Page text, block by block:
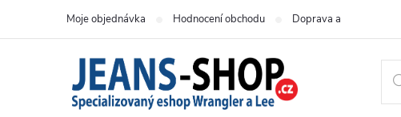
Moje objednávka Hodnocení obchodu Doprava a platba